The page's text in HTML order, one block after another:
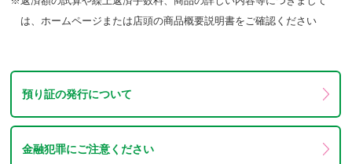
は、ホームページまたは店頭の商品概要説明書をご確認ください
預り証の発行について
金融犯罪にご注意ください